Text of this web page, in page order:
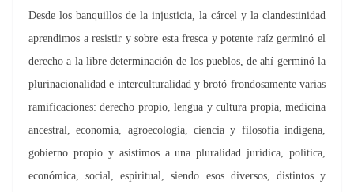
Desde los banquillos de la injusticia, la cárcel y la clandestinidad
aprendimos a resistir y sobre esta fresca y potente raíz germinó el
derecho a la libre determinación de los pueblos, de ahí germinó la
plurinacionalidad e interculturalidad y brotó frondosamente varias
ramificaciones: derecho propio, lengua y cultura propia, medicina
ancestral, economía, agroecología, ciencia y filosofía indígena,
gobierno propio y asistimos a una pluralidad jurídica, política,
económica, social, espiritual, siendo esos diversos, distintos y